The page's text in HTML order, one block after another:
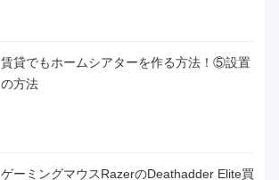
賃貸でもホームシアターを作る方法！⑤設置
の方法
ゲーミングマウスRazerのDeathadder Elite買